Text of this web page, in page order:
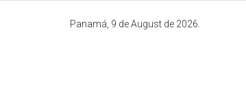
Panamá, 9 de August de 2026.